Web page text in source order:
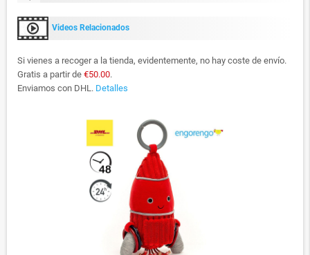
Videos Relacionados
Si vienes a recoger a la tienda, evidentemente, no hay coste de envío.
Gratis a partir de €50.00.
Enviamos con DHL. Detalles